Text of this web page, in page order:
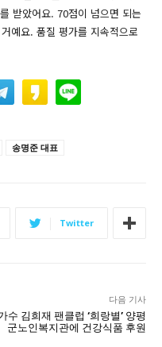
받았어요. 70점이 넘으면 되는
예요. 품질 평가를 지속적으로
송명준 대표
Twitter
다음 기사
수 김희재 팬클럽 ‘희랑별’ 양평
군노인복지관에 건강식품 후원